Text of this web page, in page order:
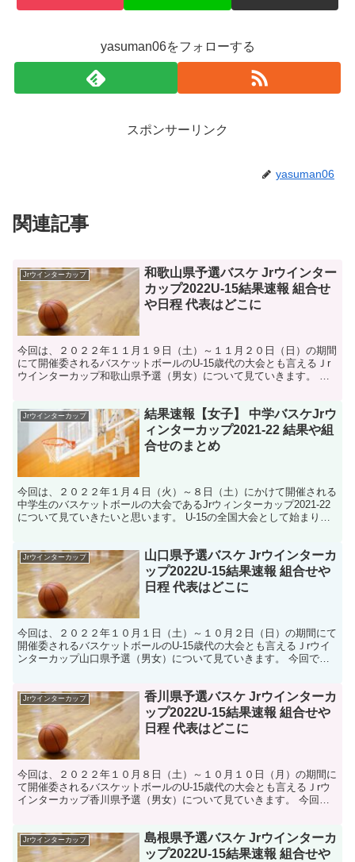
yasuman06をフォローする
スポンサーリンク
yasuman06
関連記事
Jrウインターカップ
和歌山県予選バスケ Jrウインター
カップ2022U-15結果速報 組合せ
や日程 代表はどこに
今回は、２０２２年１１月１９日（土）～１１月２０日（日）の期間
にて開催委されるバスケットボールのU-15歳代の大会とも言えるＪr
ウインターカップ和歌山県予選（男女）について見ていきます。 今
Jrウインターカップ
結果速報【女子】 中学バスケJrウ
ィンターカップ2021-22 結果や組
合せのまとめ
今回は、２０２２年１月４日（火）～８日（土）にかけて開催される
中学生のバスケットボールの大会であるJrウィンターカップ2021-22
について見ていきたいと思います。 U-15の全国大会として始まり今
Jrウインターカップ
山口県予選バスケ Jrウインターカ
ップ2022U-15結果速報 組合せや
日程 代表はどこに
今回は、２０２２年１０月１日（土）～１０月２日（日）の期間にて
開催委されるバスケットボールのU-15歳代の大会とも言えるＪrウイ
ンターカップ山口県予選（男女）について見ていきます。 今回で第3
Jrウインターカップ
香川県予選バスケ Jrウインターカ
ップ2022U-15結果速報 組合せや
日程 代表はどこに
今回は、２０２２年１０月８日（土）～１０月１０日（月）の期間に
て開催委されるバスケットボールのU-15歳代の大会とも言えるＪrウ
インターカップ香川県予選（男女）について見ていきます。 今回で
Jrウインターカップ
島根県予選バスケ Jrウインターカ
ップ2022U-15結果速報 組合せや